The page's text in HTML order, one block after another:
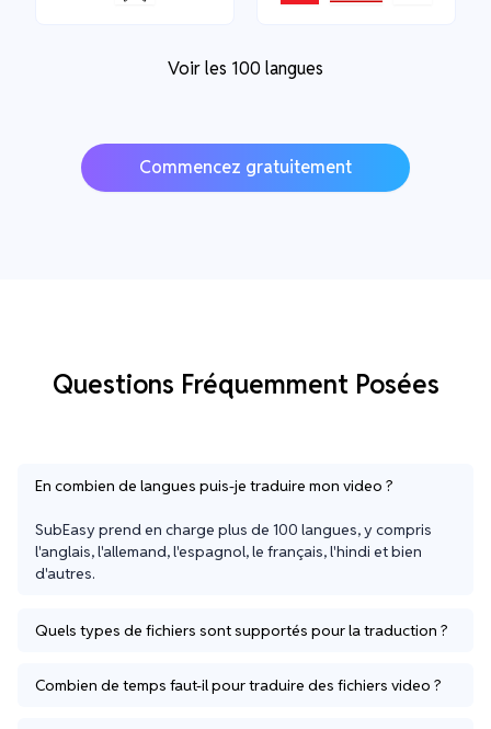
Voir les 100 langues
Commencez gratuitement
Questions Fréquemment Posées
En combien de langues puis-je traduire mon video ?
SubEasy prend en charge plus de 100 langues, y compris
l'anglais, l'allemand, l'espagnol, le français, l'hindi et bien
d'autres.
Quels types de fichiers sont supportés pour la traduction ?
Combien de temps faut-il pour traduire des fichiers video ?